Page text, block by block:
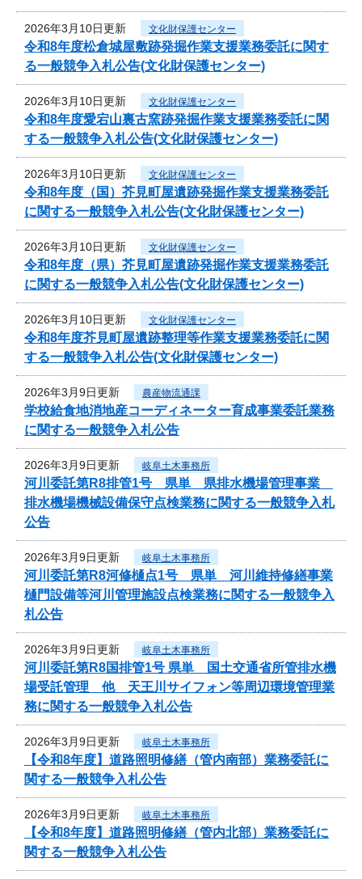
2026年3月10日更新 文化財保護センター
令和8年度松倉城屋敷跡発掘作業支援業務委託に関す
る一般競争入札公告(文化財保護センター)
2026年3月10日更新 文化財保護センター
令和8年度愛宕山裏古窯跡発掘作業支援業務委託に関
する一般競争入札公告(文化財保護センター)
2026年3月10日更新 文化財保護センター
令和8年度（国）芥見町屋遺跡発掘作業支援業務委託
に関する一般競争入札公告(文化財保護センター)
2026年3月10日更新 文化財保護センター
令和8年度（県）芥見町屋遺跡発掘作業支援業務委託
に関する一般競争入札公告(文化財保護センター)
2026年3月10日更新 文化財保護センター
令和8年度芥見町屋遺跡整理等作業支援業務委託に関
する一般競争入札公告(文化財保護センター)
2026年3月9日更新 農産物流通課
学校給食地消地産コーディネーター育成事業委託業務
に関する一般競争入札公告
2026年3月9日更新 岐阜土木事務所
河川委託第R8排管1号 県単 県排水機場管理事業
排水機場機械設備保守点検業務に関する一般競争入札
公告
2026年3月9日更新 岐阜土木事務所
河川委託第R8河修樋点1号 県単 河川維持修繕事業
樋門設備等河川管理施設点検業務に関する一般競争入
札公告
2026年3月9日更新 岐阜土木事務所
河川委託第R8国排管1号 県単 国土交通省所管排水機
場受託管理 他 天王川サイフォン等周辺環境管理業
務に関する一般競争入札公告
2026年3月9日更新 岐阜土木事務所
【令和8年度】道路照明修繕（管内南部）業務委託に
関する一般競争入札公告
2026年3月9日更新 岐阜土木事務所
【令和8年度】道路照明修繕（管内北部）業務委託に
関する一般競争入札公告